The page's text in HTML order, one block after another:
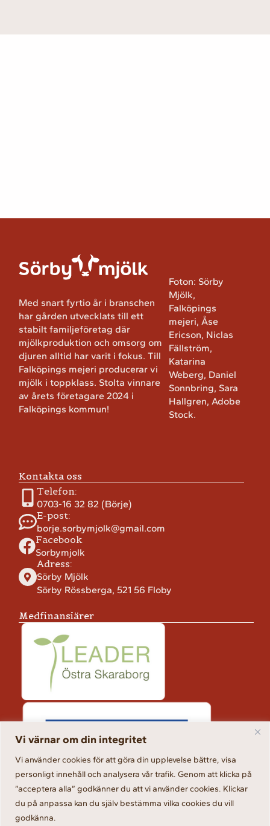
Vi värnar om din integritet
Vi använder cookies för att göra din upplevelse bättre, visa
personligt innehåll och analysera vår trafik. Genom att klicka på
”acceptera alla” godkänner du att vi använder cookies. Klickar
du på anpassa kan du själv bestämma vilka cookies du vill
godkänna.
Med snart fyrtio år i branschen
har gården utvecklats till ett
stabilt familjeföretag där
mjölkproduktion och omsorg om
djuren alltid har varit i fokus. Till
Falköpings mejeri producerar vi
mjölk i toppklass. Stolta vinnare
av årets företagare 2024 i
Falköpings kommun!
Foton: Sörby
Mjölk,
Falköpings
mejeri, Åse
Ericson, Niclas
Fällström,
Katarina
Weberg, Daniel
Sonnbring, Sara
Hallgren, Adobe
Stock.
Kontakta oss
Adress:
Sörby Mjölk
Sörby Rössberga, 521 56 Floby
Telefon:
0703-16 32 82 (Börje)
E-post:
borje.sorbymjolk@gmail.com
Facebook
Sorbymjolk
Medfinansiärer